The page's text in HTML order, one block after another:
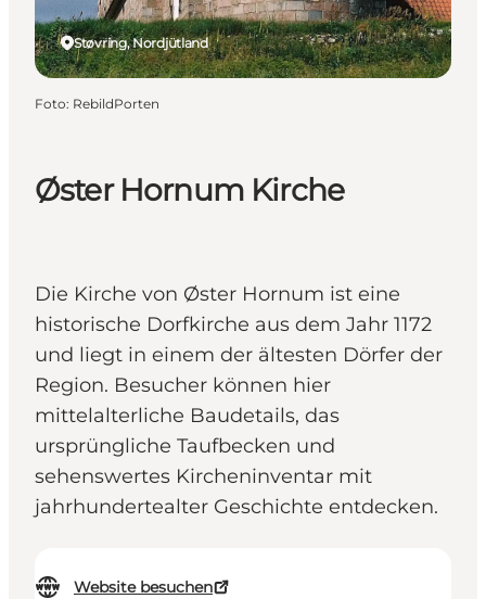
Øster Hornum Kirche
Die Kirche von Øster Hornum ist eine
historische Dorfkirche aus dem Jahr 1172
und liegt in einem der ältesten Dörfer der
Region. Besucher können hier
mittelalterliche Baudetails, das
ursprüngliche Taufbecken und
sehenswertes Kircheninventar mit
jahrhundertealter Geschichte entdecken.
Website besuchen
Støvring, Nordjütland
Foto: RebildPorten